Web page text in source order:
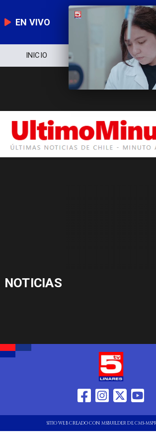
EN VIVO
INICIO NOTICIERO
NOTICIAS
SITIO WEB CREADO CON MSBUILDER DE CMS-